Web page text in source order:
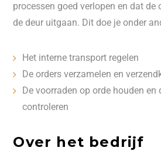
processen goed verlopen en dat de
de deur uitgaan. Dit doe je onder
Het interne transport regelen
De orders verzamelen en
De voorraden op orde houden en
controleren
Over het bedrijf